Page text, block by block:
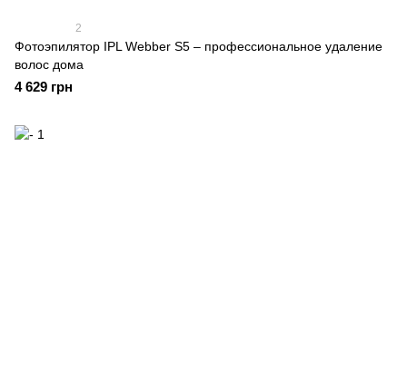
2
Фотоэпилятор IPL Webber S5 – профессиональное удаление
волос дома
4 629 грн